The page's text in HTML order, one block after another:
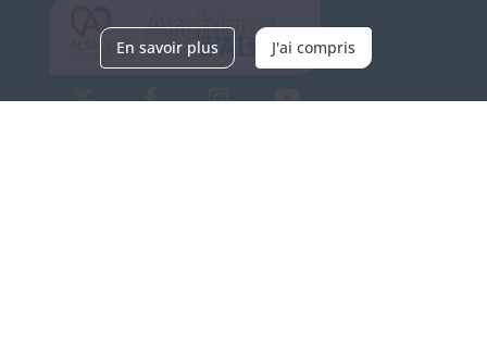
En savoir plus J'ai compris